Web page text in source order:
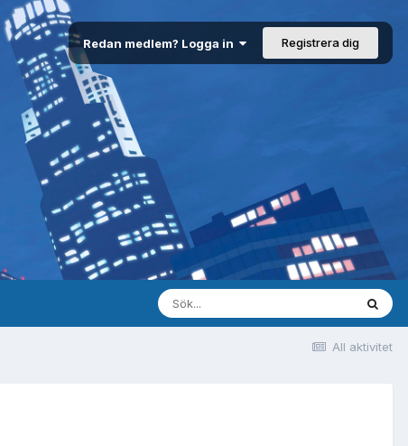
Redan medlem? Logga in Registrera dig
All aktivitet